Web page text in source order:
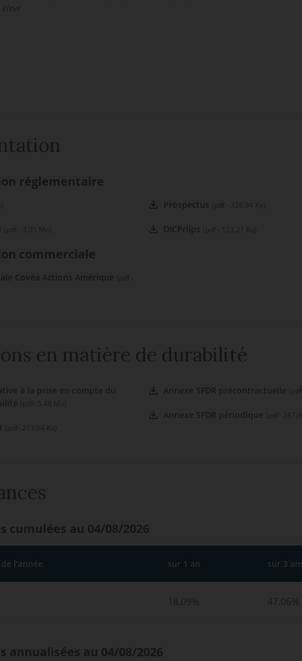
réglementaire
(pdf - 3.05 Mo)
Prospectus (pdf - 326.94 Ko)
DICPriips (pdf - 123.21 Ko)
commerciale
Covéa Actions Amérique (pdf -
en matière de durabilité
à la prise en compte du
(pdf- 5.48 Mo)
(pdf- 213.64 Ko)
Annexe SFDR précontractuelle
Annexe SFDR périodique (pdf-
cumulées au 04/08/2026
l'année sur 1 an sur 3
18.09% 47.06%
annualisées au 04/08/2026